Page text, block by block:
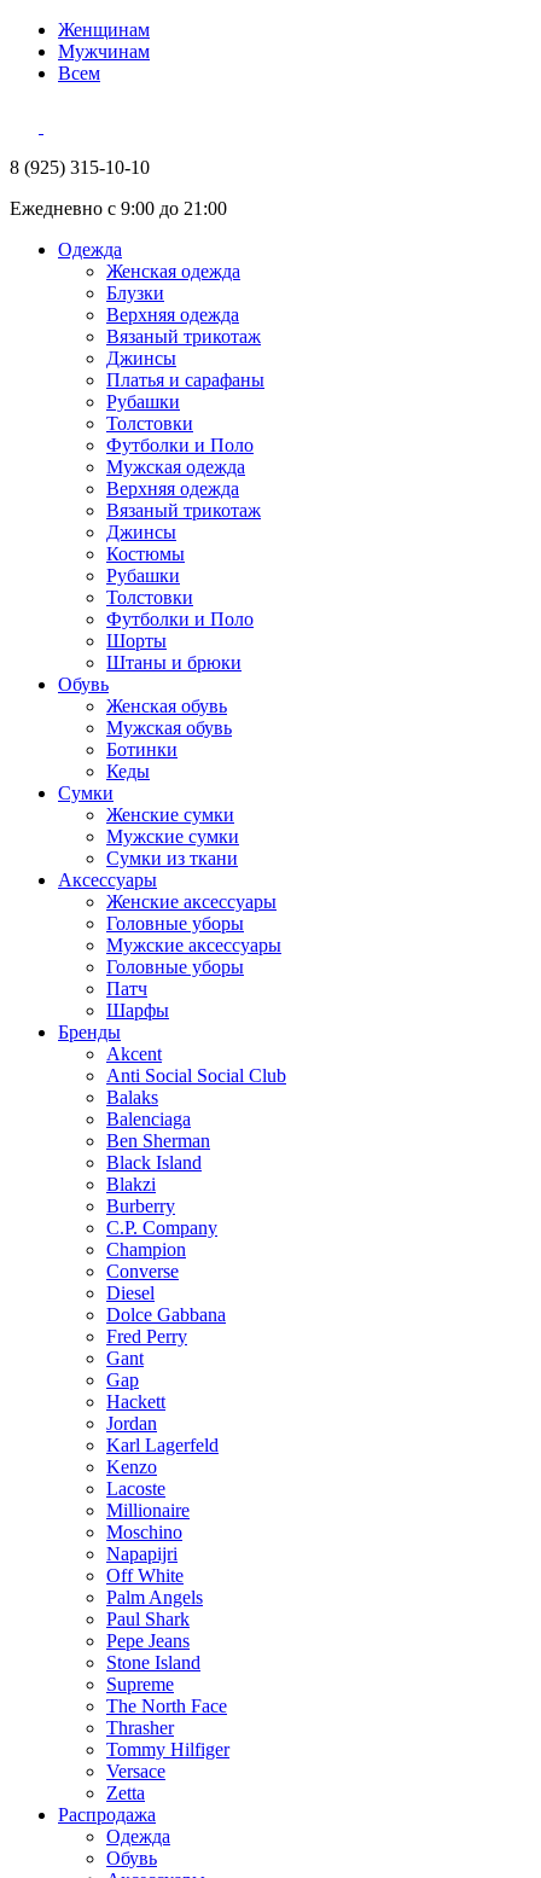
Женщинам
Мужчинам
Всем
8 (925) 315-10-10
Ежедневно с 9:00 до 21:00
Одежда
Женская одежда
Блузки
Верхняя одежда
Вязаный трикотаж
Джинсы
Платья и сарафаны
Рубашки
Толстовки
Футболки и Поло
Мужская одежда
Верхняя одежда
Вязаный трикотаж
Джинсы
Костюмы
Рубашки
Толстовки
Футболки и Поло
Шорты
Штаны и брюки
Обувь
Женская обувь
Мужская обувь
Ботинки
Кеды
Сумки
Женские сумки
Мужские сумки
Сумки из ткани
Аксессуары
Женские аксессуары
Головные уборы
Мужские аксессуары
Головные уборы
Патч
Шарфы
Бренды
Akcent
Anti Social Social Club
Balaks
Balenciaga
Ben Sherman
Black Island
Blakzi
Burberry
C.P. Company
Champion
Converse
Diesel
Dolce Gabbana
Fred Perry
Gant
Gap
Hackett
Jordan
Karl Lagerfeld
Kenzo
Lacoste
Millionaire
Moschino
Napapijri
Off White
Palm Angels
Paul Shark
Pepe Jeans
Stone Island
Supreme
The North Face
Thrasher
Tommy Hilfiger
Versace
Zetta
Распродажа
Одежда
Обувь